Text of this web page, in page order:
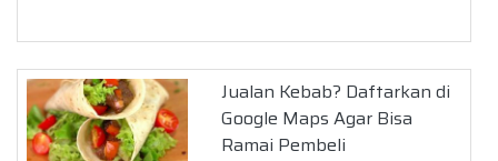
Jualan Kebab? Daftarkan di
Google Maps Agar Bisa
Ramai Pembeli